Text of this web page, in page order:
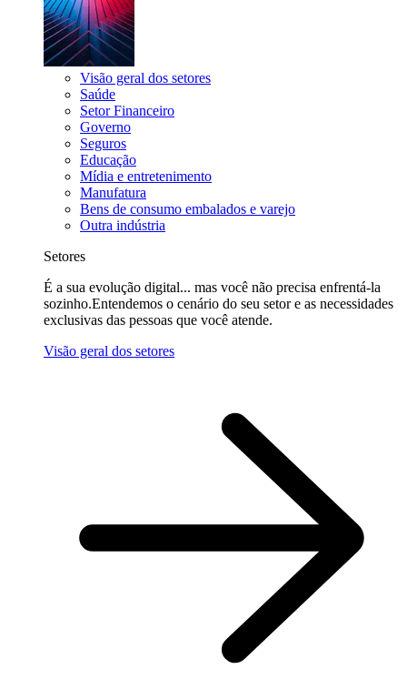
Visão geral dos setores
Saúde
Setor Financeiro
Governo
Seguros
Educação
Mídia e entretenimento
Manufatura
Bens de consumo embalados e varejo
Outra indústria
Setores
É a sua evolução digital... mas você não precisa enfrentá-la
sozinho.Entendemos o cenário do seu setor e as necessidades
exclusivas das pessoas que você atende.
Visão geral dos setores